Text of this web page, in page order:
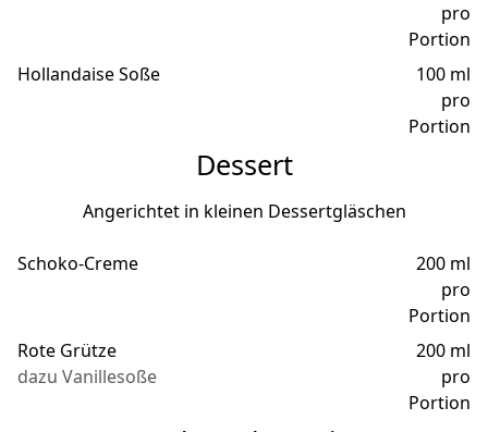
pro
Portion
Hollandaise Soße
100 ml
pro
Portion
Dessert
Angerichtet in kleinen Dessertgläschen
Schoko-Creme
200 ml
pro
Portion
Rote Grütze
dazu Vanillesoße
200 ml
pro
Portion